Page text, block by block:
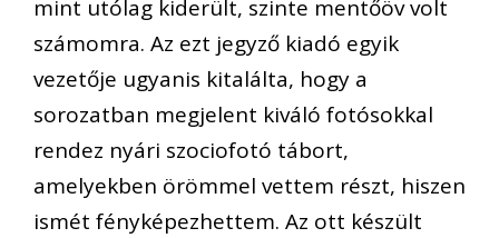
mint utólag kiderült, szinte mentőöv volt
számomra. Az ezt jegyző kiadó egyik
vezetője ugyanis kitalálta, hogy a
sorozatban megjelent kiváló fotósokkal
rendez nyári szociofotó tábort,
amelyekben örömmel vettem részt, hiszen
ismét fényképezhettem. Az ott készült